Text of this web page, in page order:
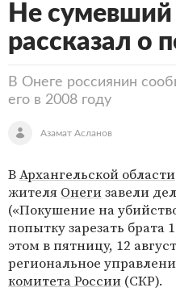
Не сумевший
рассказал о
В Онеге россиянин
его в 2008 году
Азамат Асланов
ВАрхангельской области
жителя Онегизавели
(«Покушение на
попытку зарезать брата
этом в пятницу, 12
региональное
комитета России (СКР).